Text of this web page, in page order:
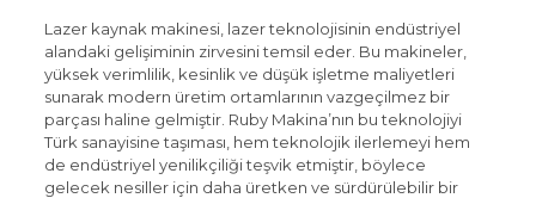
Lazer kaynak makinesi, lazer teknolojisinin endüstriyel
alandaki gelişiminin zirvesini temsil eder. Bu makineler,
yüksek verimlilik, kesinlik ve düşük işletme maliyetleri
sunarak modern üretim ortamlarının vazgeçilmez bir
parçası haline gelmiştir. Ruby Makina’nın bu teknolojiyi
Türk sanayisine taşıması, hem teknolojik ilerlemeyi hem
de endüstriyel yenilikçiliği teşvik etmiştir, böylece
gelecek nesiller için daha üretken ve sürdürülebilir bir